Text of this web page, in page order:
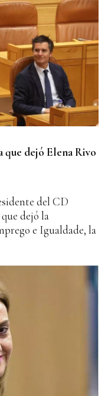
que dejó Elena Rivo
del CD
dejó la
e Igualdade, la